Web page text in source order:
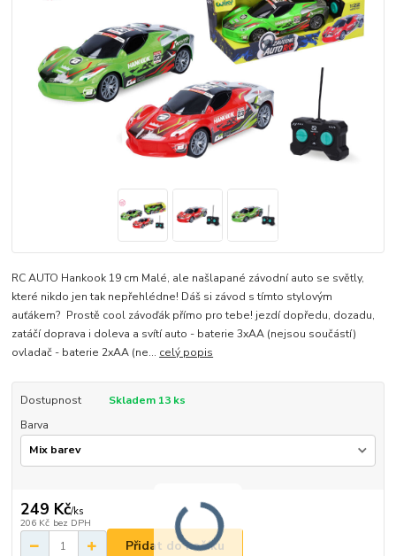
RC AUTO Hankook 19 cm Malé, ale našlapané závodní auto se světly,
které nikdo jen tak nepřehlédne! Dáš si závod s tímto stylovým
auťákem? Prostě cool závoďák přímo pro tebe! jezdí dopředu, dozadu,
zatáčí doprava i doleva a svítí auto - baterie 3xAA (nejsou součástí)
ovladač - baterie 2xAA (ne... celý popis
Dostupnost
Skladem 13 ks
Barva
249 Kč/ks
206 Kč bez DPH
Přidat do košíku